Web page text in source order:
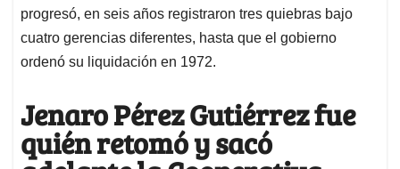
progresó, en seis años registraron tres quiebras bajo
cuatro gerencias diferentes, hasta que el gobierno
ordenó su liquidación en 1972.
Jenaro Pérez Gutiérrez fue
quién retomó y sacó